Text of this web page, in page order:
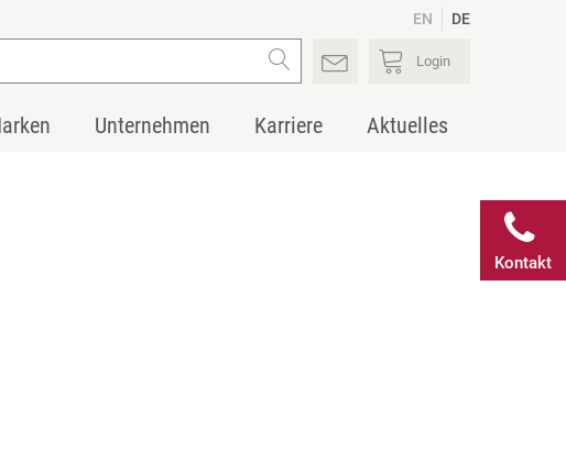
EN DE
Login
Unternehmen Karriere Aktuelles
Kontakt